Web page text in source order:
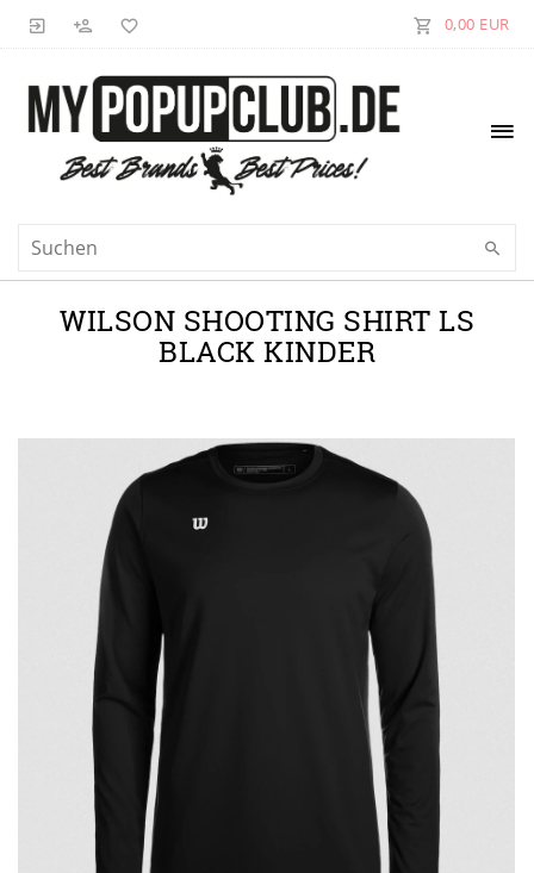
0,00 EUR
WILSON SHOOTING SHIRT LS
BLACK KINDER